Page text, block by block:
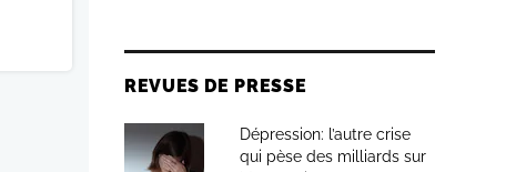
REVUES DE PRESSE
Dépression: l’autre crise
qui pèse des milliards sur